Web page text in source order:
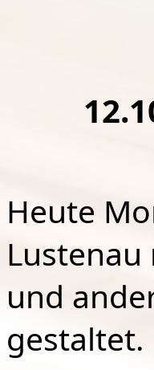
Heute
und
gestaltet.